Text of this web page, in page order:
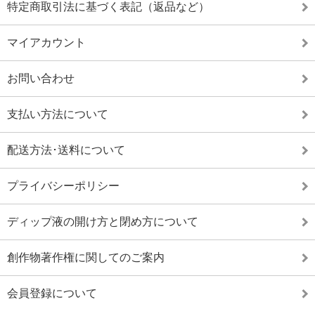
特定商取引法に基づく表記（返品など）
マイアカウント
お問い合わせ
支払い方法について
配送方法･送料について
プライバシーポリシー
ディップ液の開け方と閉め方について
創作物著作権に関してのご案内
会員登録について